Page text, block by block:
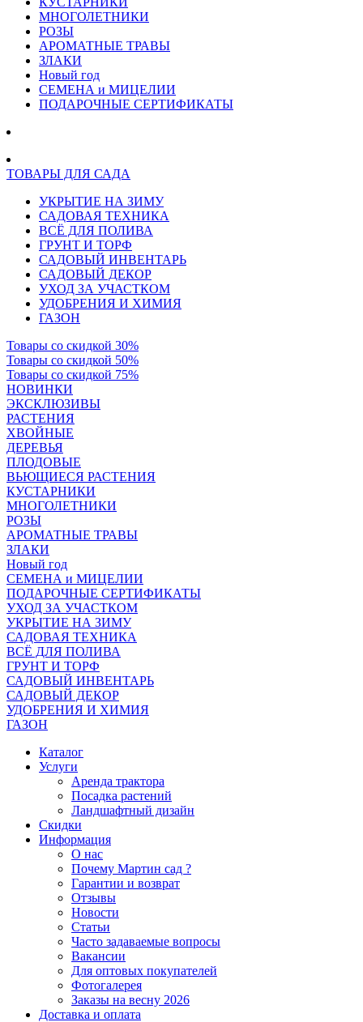
МНОГОЛЕТНИКИ
РОЗЫ
АРОМАТНЫЕ ТРАВЫ
ЗЛАКИ
Новый год
СЕМЕНА и МИЦЕЛИИ
ПОДАРОЧНЫЕ СЕРТИФИКАТЫ
ТОВАРЫ ДЛЯ САДА
УКРЫТИЕ НА ЗИМУ
САДОВАЯ ТЕХНИКА
ВСЁ ДЛЯ ПОЛИВА
ГРУНТ И ТОРФ
САДОВЫЙ ИНВЕНТАРЬ
САДОВЫЙ ДЕКОР
УХОД ЗА УЧАСТКОМ
УДОБРЕНИЯ И ХИМИЯ
ГАЗОН
Товары со скидкой 30%
Товары со скидкой 50%
Товары со скидкой 75%
НОВИНКИ
ЭКСКЛЮЗИВЫ
РАСТЕНИЯ
ХВОЙНЫЕ
ДЕРЕВЬЯ
ПЛОДОВЫЕ
ВЬЮЩИЕСЯ РАСТЕНИЯ
КУСТАРНИКИ
МНОГОЛЕТНИКИ
РОЗЫ
АРОМАТНЫЕ ТРАВЫ
ЗЛАКИ
Новый год
СЕМЕНА и МИЦЕЛИИ
ПОДАРОЧНЫЕ СЕРТИФИКАТЫ
УХОД ЗА УЧАСТКОМ
УКРЫТИЕ НА ЗИМУ
САДОВАЯ ТЕХНИКА
ВСЁ ДЛЯ ПОЛИВА
ГРУНТ И ТОРФ
САДОВЫЙ ИНВЕНТАРЬ
САДОВЫЙ ДЕКОР
УДОБРЕНИЯ И ХИМИЯ
ГАЗОН
Каталог
Услуги
Аренда трактора
Посадка растений
Ландшафтный дизайн
Скидки
Информация
О нас
Почему Мартин сад ?
Гарантии и возврат
Отзывы
Новости
Статьи
Часто задаваемые вопросы
Вакансии
Для оптовых покупателей
Фотогалерея
Заказы на весну 2026
Доставка и оплата